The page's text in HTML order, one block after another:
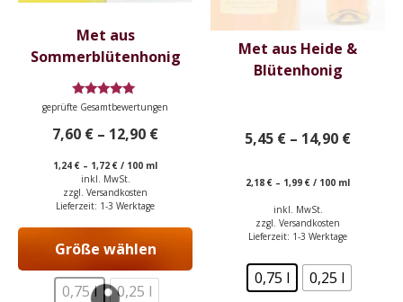
Met aus
Sommerblütenhonig
Bewertet
4.80
von 5
geprüfte Gesamtbewertungen
7,60 € – 12,90 €
1,24 € – 1,72 € / 100 ml
inkl. MwSt.
zzgl. Versandkosten
Lieferzeit: 1-3 Werktage
Größe wählen
der
werden
0,75 l 0,25 l
Met aus Heide &
Blütenhonig
5,45 € – 14,90 €
2,18 € – 1,99 € / 100 ml
inkl. MwSt.
zzgl. Versandkosten
Lieferzeit: 1-3 Werktage
auf
Produktseite
0,75 l 0,25 l